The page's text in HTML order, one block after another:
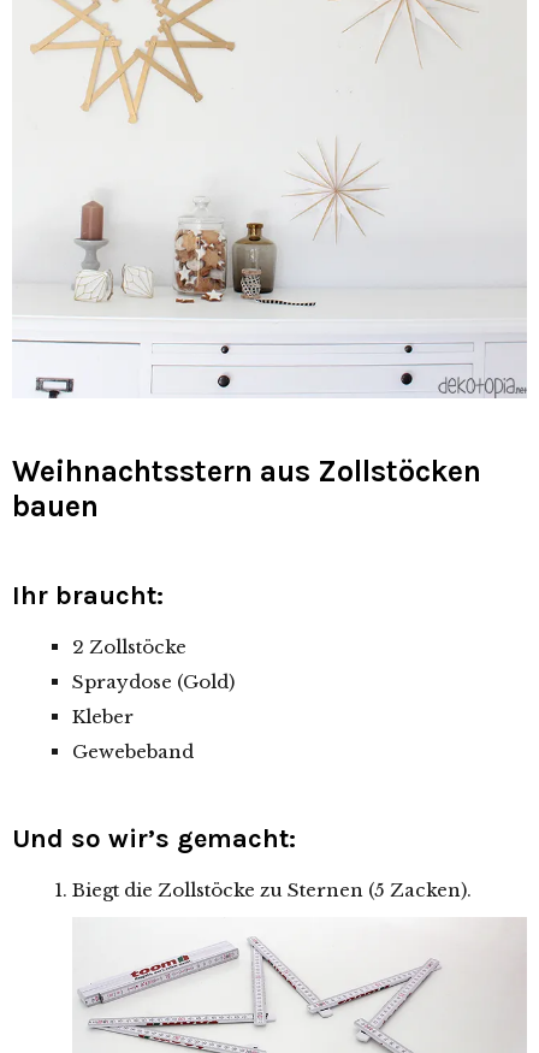
Weihnachtsstern aus Zollstöcken
bauen
Ihr braucht:
2 Zollstöcke
Spraydose (Gold)
Kleber
Gewebeband
Und so wir’s gemacht:
Biegt die Zollstöcke zu Sternen (5 Zacken).